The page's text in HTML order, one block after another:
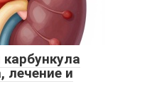
лечение и